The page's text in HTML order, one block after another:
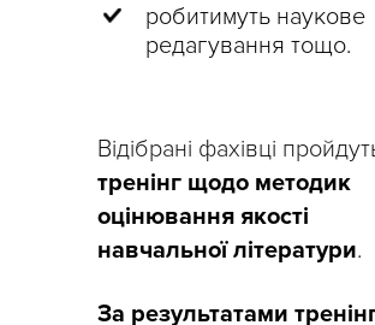
робитимуть наукове
редагування тощо.
Відібрані фахівці
тренінг щодо методик
оцінювання якості
навчальної літератури.
За результатами